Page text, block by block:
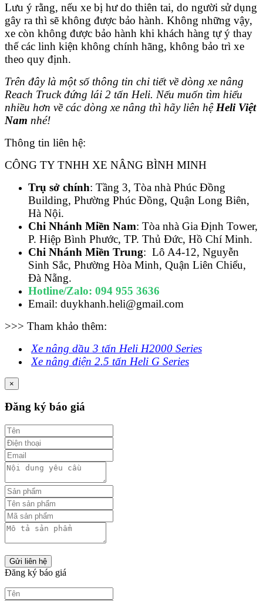
Lưu ý rằng, nếu xe bị hư do thiên tai, do người sử dụng
gây ra thì sẽ không được bảo hành. Không những vậy,
xe còn không được bảo hành khi khách hàng tự ý thay
thế các linh kiện không chính hãng, không bảo trì xe
theo quy định.
Trên đây là một số thông tin chi tiết về dòng xe nâng
Reach Truck đứng lái 2 tấn Heli. Nếu muốn tìm hiểu
nhiều hơn về các dòng xe nâng thì hãy liên hệ Heli Việt
Nam nhé!
Thông tin liên hệ:
CÔNG TY TNHH XE NÂNG BÌNH MINH
Trụ sở chính: Tầng 3, Tòa nhà Phúc Đồng
Building, Phường Phúc Đồng, Quận Long Biên,
Hà Nội.
Chi Nhánh Miền Nam: Tòa nhà Gia Định Tower,
P. Hiệp Bình Phước, TP. Thủ Đức, Hồ Chí Minh.
Chi Nhánh Miền Trung: Lô A4-12, Nguyễn
Sinh Sắc, Phường Hòa Minh, Quận Liên Chiểu,
Đà Nẵng.
Hotline/Zalo: 094 955 3636
Email: duykhanh.heli@gmail.com
>>> Tham khảo thêm:
Xe nâng dầu 3 tấn Heli H2000 Series
Xe nâng điện 2.5 tấn Heli G Series
×
Đăng ký báo giá
Gửi liên hệ
Đăng ký báo giá